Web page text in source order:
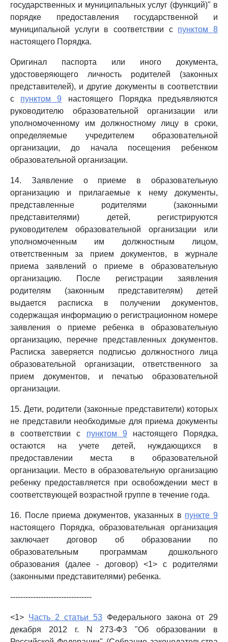
государственных и муниципальных услуг (функций)" в
порядке предоставления государственной и
муниципальной услуги в соответствии с пунктом 8
настоящего Порядка.
Оригинал паспорта или иного документа,
удостоверяющего личность родителей (законных
представителей), и другие документы в соответствии
с пунктом 9 настоящего Порядка предъявляются
руководителю образовательной организации или
уполномоченному им должностному лицу в сроки,
определяемые учредителем образовательной
организации, до начала посещения ребенком
образовательной организации.
14. Заявление о приеме в образовательную
организацию и прилагаемые к нему документы,
представленные родителями (законными
представителями) детей, регистрируются
руководителем образовательной организации или
уполномоченным им должностным лицом,
ответственным за прием документов, в журнале
приема заявлений о приеме в образовательную
организацию. После регистрации заявления
родителям (законным представителям) детей
выдается расписка в получении документов,
содержащая информацию о регистрационном номере
заявления о приеме ребенка в образовательную
организацию, перечне представленных документов.
Расписка заверяется подписью должностного лица
образовательной организации, ответственного за
прием документов, и печатью образовательной
организации.
15. Дети, родители (законные представители) которых
не представили необходимые для приема документы
в соответствии с пунктом 9 настоящего Порядка,
остаются на учете детей, нуждающихся в
предоставлении места в образовательной
организации. Место в образовательную организацию
ребенку предоставляется при освобождении мест в
соответствующей возрастной группе в течение года.
16. После приема документов, указанных в пункте 9
настоящего Порядка, образовательная организация
заключает договор об образовании по
образовательным программам дошкольного
образования (далее - договор) <1> с родителями
(законными представителями) ребенка.
--------------------------------
<1> Часть 2 статьи 53 Федерального закона от 29
декабря 2012 г. N 273-ФЗ "Об образовании в